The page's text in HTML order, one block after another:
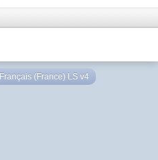
Français (France) LS v4